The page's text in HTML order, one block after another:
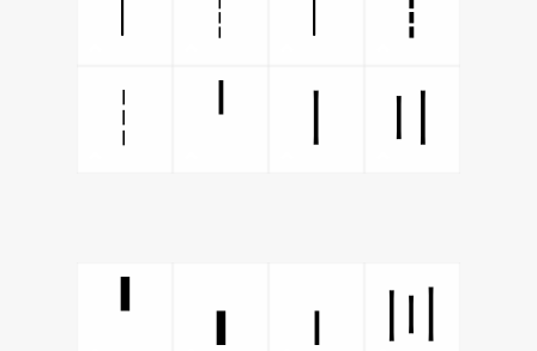
┆
╵ 〢
╹ ╻ ╷
〣